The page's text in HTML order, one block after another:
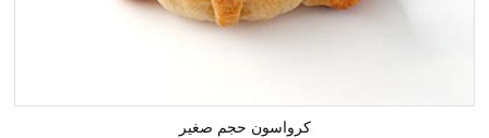
كرواسون حجم صغير